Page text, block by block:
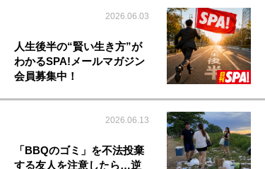
2026.06.03
人生後半の“賢い生き方”が
わかるSPA!メールマガジン
会員募集中！
2026.06.13
「BBQのゴミ」を不法投棄
する友人を注意したら…逆